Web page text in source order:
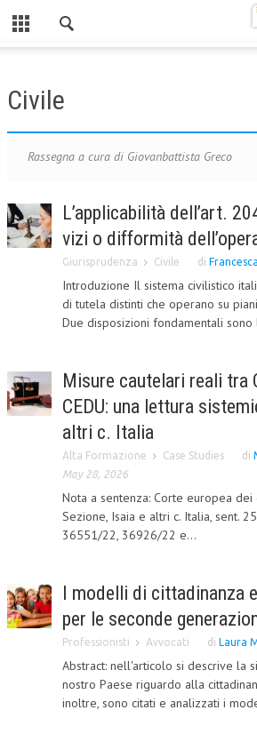
CHI SIAMO
MISSION
CENTRO STUDI
ATTO COSTITUTIVO E STATUTO
ORGANIZZAZIONE
OBIETTIVI
ALTA FORMAZIONE
CORSI CE.S.E.D.
ARCHIVIO CORSI 2015
BROCHURE CE.S.E.D.
LA RIVISTA
COMITATO SCIENTIFICO
COMITATO EDITORIALE
REDAZIONE
Civile
Rassegna a cura di Giovanbattista Greco
L’applicabilità dell’art.
vizi o difformità
Giurisprudenza Civile di
Introduzione Il sistema civilistico
di tutela distinti che operano su
Due disposizioni fondamentali sono
Misure cautelari reali tra
CEDU: una lettura
altri c. Italia
Alta Formazione Case Studies di
May 28, 2026
Nota a sentenza: Corte europea dei
Sezione, Isaia e altri c. Italia, sent.
36551/22, 36926/22 e...
I modelli di cittadinanza
per le seconde
Professionisti Avvocati di Laura
Abstract: nell'articolo si descrive la
nostro Paese riguardo alla
inoltre, sono citati e analizzati i